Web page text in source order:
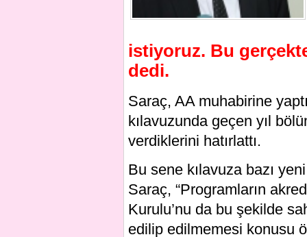
istiyoruz. Bu
dedi.
Saraç, AA muhabirine
kılavuzunda geçen yıl
verdiklerini hatırlattı.
Bu sene kılavuza bazı
Saraç, “Programların
Kurulu’nu da bu şekilde
edilip edilmemesi konusu